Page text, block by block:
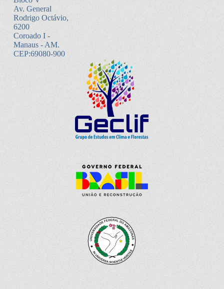
Av. General
Rodrigo Octávio,
6200
Coroado I -
Manaus - AM.
CEP:69080-900